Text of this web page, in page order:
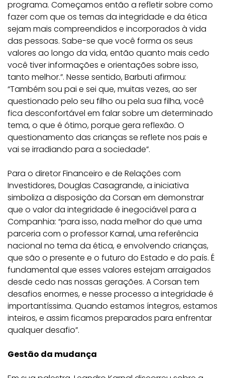
programa. Começamos então a refletir sobre como
fazer com que os temas da integridade e da ética
sejam mais compreendidos e incorporados à vida
das pessoas. Sabe-se que você forma os seus
valores ao longo da vida, então quanto mais cedo
você tiver informações e orientações sobre isso,
tanto melhor.”. Nesse sentido, Barbuti afirmou:
“Também sou pai e sei que, muitas vezes, ao ser
questionado pelo seu filho ou pela sua filha, você
fica desconfortável em falar sobre um determinado
tema, o que é ótimo, porque gera reflexão. O
questionamento das crianças se reflete nos pais e
vai se irradiando para a sociedade”.
Para o diretor Financeiro e de Relações com
Investidores, Douglas Casagrande, a iniciativa
simboliza a disposição da Corsan em demonstrar
que o valor da integridade é inegociável para a
Companhia: “para isso, nada melhor do que uma
parceria com o professor Karnal, uma referência
nacional no tema da ética, e envolvendo crianças,
que são o presente e o futuro do Estado e do país. É
fundamental que esses valores estejam arraigados
desde cedo nas nossas gerações. A Corsan tem
desafios enormes, e nesse processo a integridade é
importantíssima. Quando estamos íntegros, estamos
inteiros, e assim ficamos preparados para enfrentar
qualquer desafio”.
Gestão da mudança